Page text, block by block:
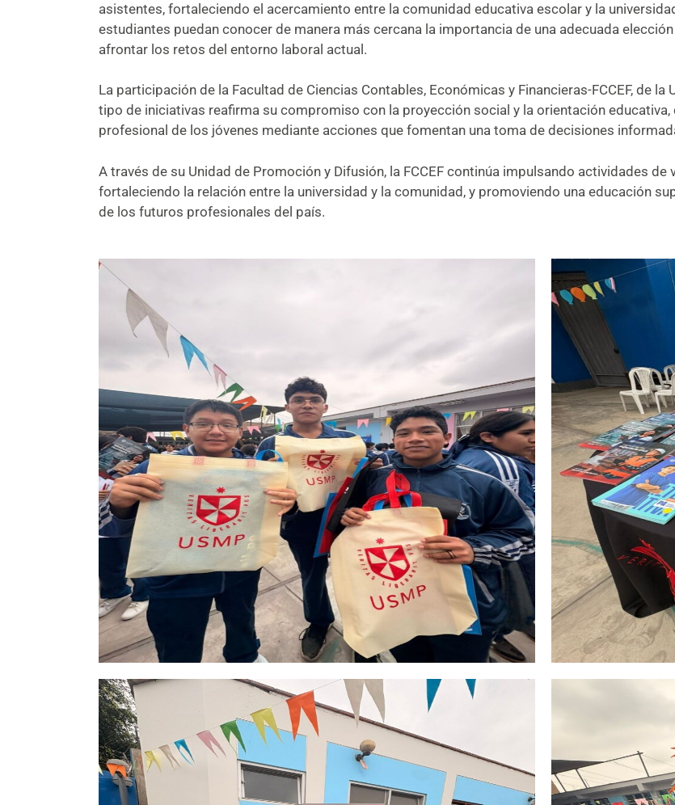
asistentes, fortaleciendo el acercamiento entre la comunidad educativa escolar y la
estudiantes puedan conocer de manera más cercana la importancia de una adecuada
afrontar los retos del entorno laboral actual.
La participación de la Facultad de Ciencias Contables, Económicas y Financieras-FCCEF, de la
tipo de iniciativas reafirma su compromiso con la proyección social y la orientación
profesional de los jóvenes mediante acciones que fomentan una toma de decisiones
A través de su Unidad de Promoción y Difusión, la FCCEF continúa impulsando actividades
fortaleciendo la relación entre la universidad y la comunidad, y promoviendo una educación
de los futuros profesionales del país.